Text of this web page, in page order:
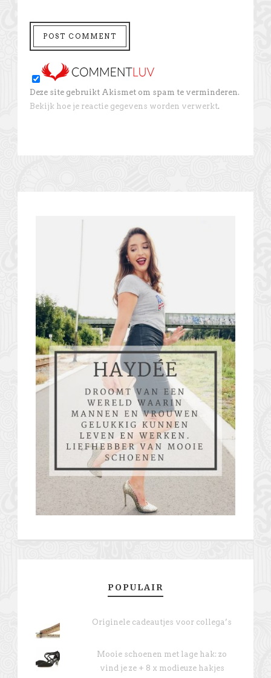
Deze site gebruikt Akismet om spam te verminderen.
Bekijk hoe je reactie gegevens worden verwerkt.
POPULAIR
Originele cadeautjes voor collega’s
Mooie schoenen met lage hak: zo
vind je ze + 8 x modieuze hakjes